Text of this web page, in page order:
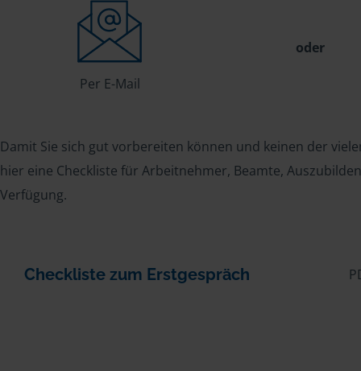
Per E-Mail
oder
Damit Sie sich gut vorbereiten können und keinen der
hier eine Checkliste für Arbeitnehmer, Beamte,
Verfügung.
Checkliste zum Erstgespräch